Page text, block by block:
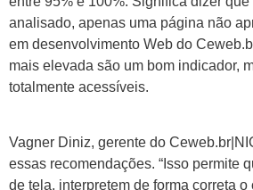
analisado, apenas uma página não
em desenvolvimento Web do
mais elevada são um bom indicador,
totalmente acessíveis.
Vagner Diniz, gerente do
essas recomendações. “Isso permite
de tela, interpretem de forma correta